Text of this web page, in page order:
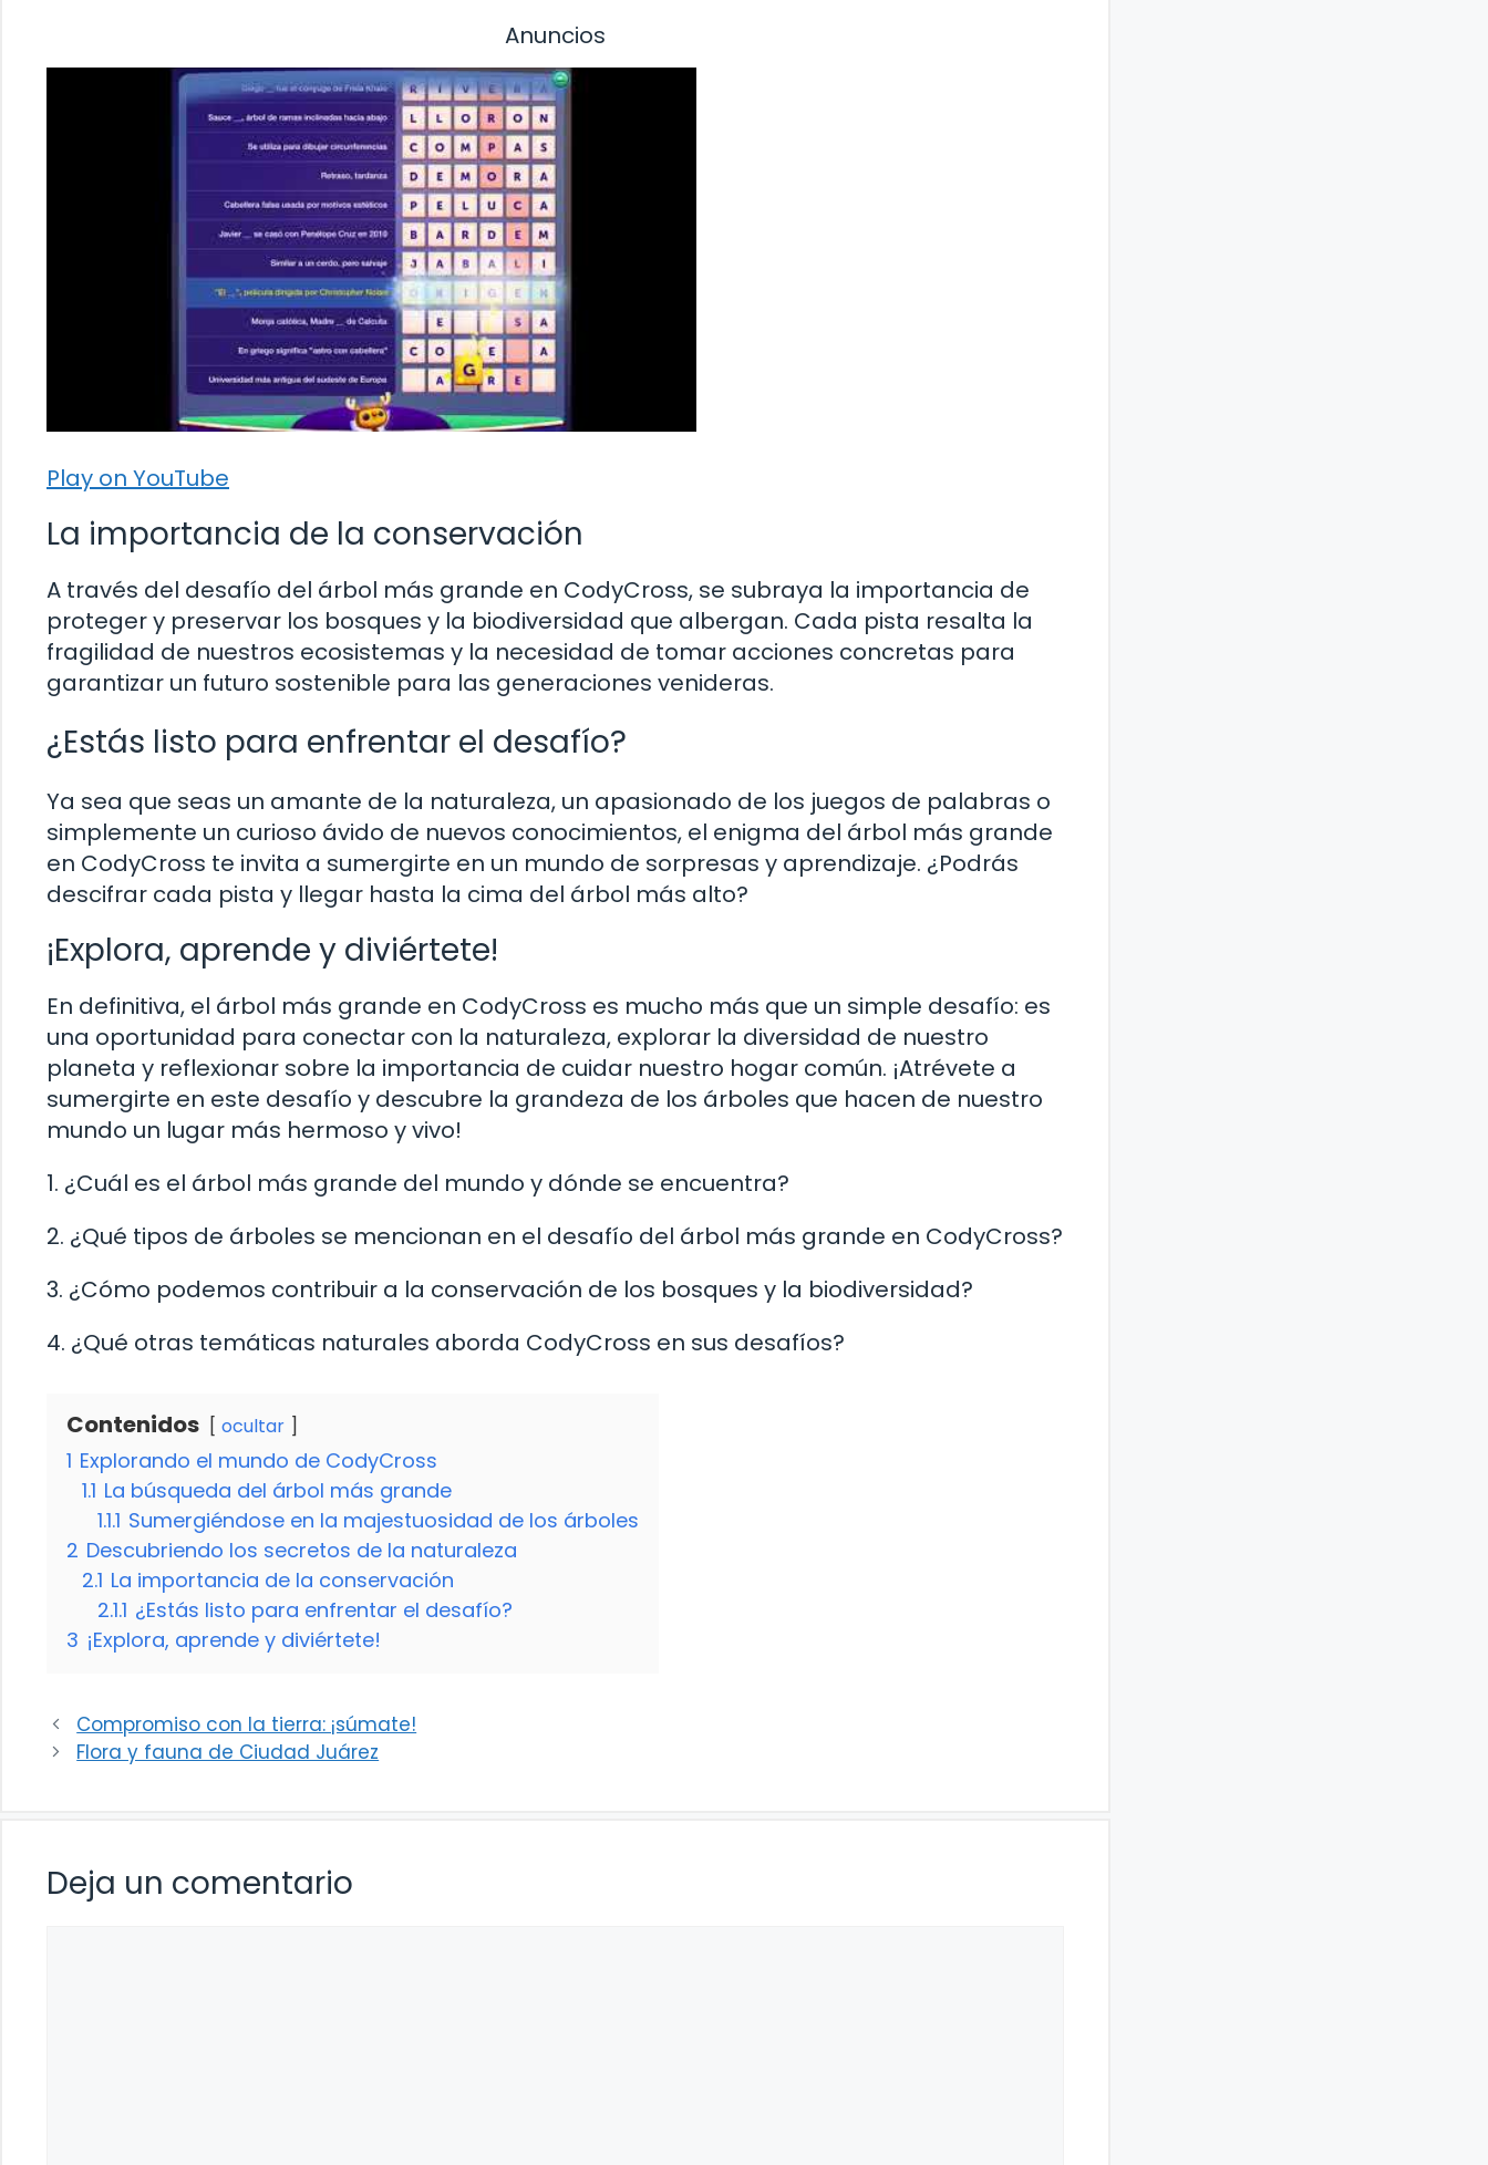
Anuncios
Play on YouTube
La importancia de la conservación
A través del desafío del árbol más grande en CodyCross, se subraya la importancia de
proteger y preservar los bosques y la biodiversidad que albergan. Cada pista resalta la
fragilidad de nuestros ecosistemas y la necesidad de tomar acciones concretas para
garantizar un futuro sostenible para las generaciones venideras.
¿Estás listo para enfrentar el desafío?
Ya sea que seas un amante de la naturaleza, un apasionado de los juegos de palabras o
simplemente un curioso ávido de nuevos conocimientos, el enigma del árbol más grande
en CodyCross te invita a sumergirte en un mundo de sorpresas y aprendizaje. ¿Podrás
descifrar cada pista y llegar hasta la cima del árbol más alto?
¡Explora, aprende y diviértete!
En definitiva, el árbol más grande en CodyCross es mucho más que un simple desafío: es
una oportunidad para conectar con la naturaleza, explorar la diversidad de nuestro
planeta y reflexionar sobre la importancia de cuidar nuestro hogar común. ¡Atrévete a
sumergirte en este desafío y descubre la grandeza de los árboles que hacen de nuestro
mundo un lugar más hermoso y vivo!
1. ¿Cuál es el árbol más grande del mundo y dónde se encuentra?
2. ¿Qué tipos de árboles se mencionan en el desafío del árbol más grande en CodyCross?
3. ¿Cómo podemos contribuir a la conservación de los bosques y la biodiversidad?
4. ¿Qué otras temáticas naturales aborda CodyCross en sus desafíos?
Contenidos ocultar
1 Explorando el mundo de CodyCross
1.1 La búsqueda del árbol más grande
1.1.1 Sumergiéndose en la majestuosidad de los árboles
2 Descubriendo los secretos de la naturaleza
2.1 La importancia de la conservación
2.1.1 ¿Estás listo para enfrentar el desafío?
3 ¡Explora, aprende y diviértete!
Compromiso con la tierra: ¡súmate!
Flora y fauna de Ciudad Juárez
Deja un comentario